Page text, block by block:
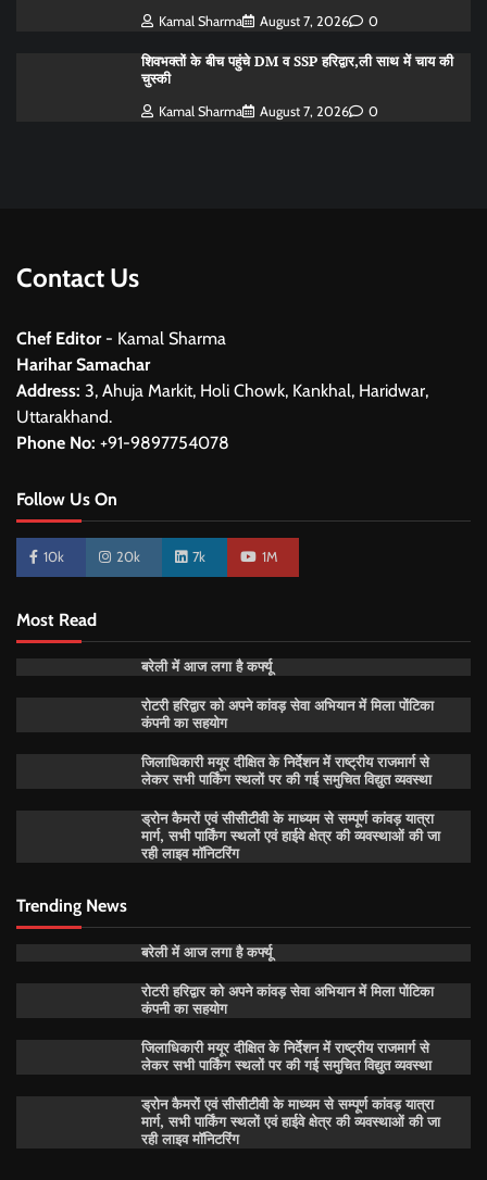
Kamal Sharma August 7, 2026 0
शिवभक्तों के बीच पहुंचे DM व SSP हरिद्वार,ली साथ में चाय की
चुस्की
Kamal Sharma August 7, 2026 0
Contact Us
Chef Editor- Kamal Sharma
Harihar Samachar
Address: 3, Ahuja Markit, Holi Chowk, Kankhal, Haridwar,
Uttarakhand.
Phone No: +91-9897754078
Follow Us On
10k 20k 7k 1M
Most Read
बरेली में आज लगा है कर्फ्यू
रोटरी हरिद्वार को अपने कांवड़ सेवा अभियान में मिला पोंटिका
कंपनी का सहयोग
जिलाधिकारी मयूर दीक्षित के निर्देशन में राष्ट्रीय राजमार्ग से
लेकर सभी पार्किंग स्थलों पर की गई समुचित विद्युत व्यवस्था
ड्रोन कैमरों एवं सीसीटीवी के माध्यम से सम्पूर्ण कांवड़ यात्रा
मार्ग, सभी पार्किंग स्थलों एवं हाईवे क्षेत्र की व्यवस्थाओं की जा
रही लाइव मॉनिटरिंग
Trending News
बरेली में आज लगा है कर्फ्यू
रोटरी हरिद्वार को अपने कांवड़ सेवा अभियान में मिला पोंटिका
कंपनी का सहयोग
जिलाधिकारी मयूर दीक्षित के निर्देशन में राष्ट्रीय राजमार्ग से
लेकर सभी पार्किंग स्थलों पर की गई समुचित विद्युत व्यवस्था
ड्रोन कैमरों एवं सीसीटीवी के माध्यम से सम्पूर्ण कांवड़ यात्रा
मार्ग, सभी पार्किंग स्थलों एवं हाईवे क्षेत्र की व्यवस्थाओं की जा
रही लाइव मॉनिटरिंग